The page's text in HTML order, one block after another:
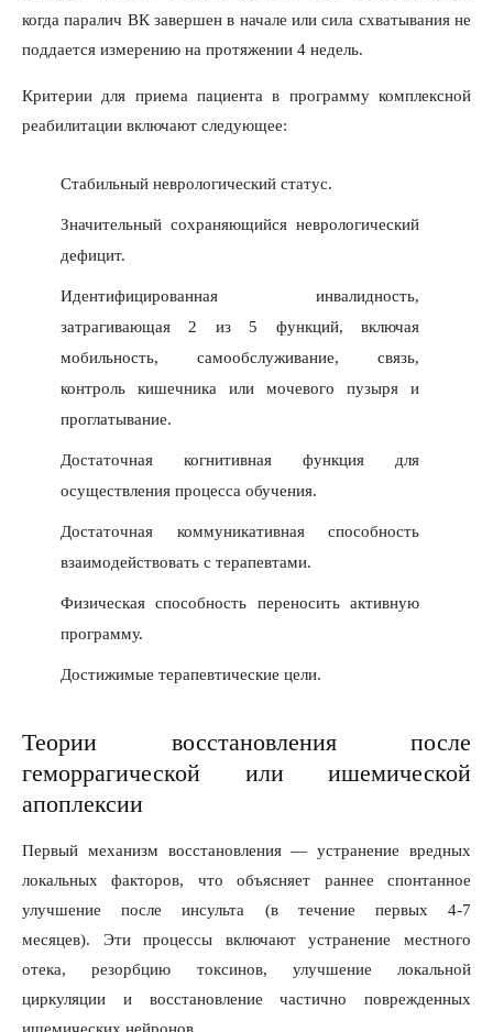
когда паралич ВК завершен в начале или сила схватывания не
поддается измерению на протяжении 4 недель.
Критерии для приема пациента в программу комплексной
реабилитации включают следующее:
Стабильный неврологический статус.
Значительный сохраняющийся неврологический
дефицит.
Идентифицированная инвалидность,
затрагивающая 2 из 5 функций, включая
мобильность, самообслуживание, связь,
контроль кишечника или мочевого пузыря и
проглатывание.
Достаточная когнитивная функция для
осуществления процесса обучения.
Достаточная коммуникативная способность
взаимодействовать с терапевтами.
Физическая способность переносить активную
программу.
Достижимые терапевтические цели.
Теории восстановления после
геморрагической или ишемической
апоплексии
Первый механизм восстановления — устранение вредных
локальных факторов, что объясняет раннее спонтанное
улучшение после инсульта (в течение первых 4-7
месяцев). Эти процессы включают устранение местного
отека, резорбцию токсинов, улучшение локальной
циркуляции и восстановление частично поврежденных